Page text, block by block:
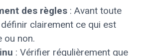
des règles : Avant toute
clairement ce qui est
ou non.
: Vérifier régulièrement que